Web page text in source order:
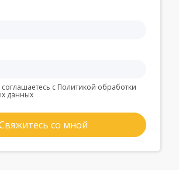
с Политикой обработки
данных
со мной